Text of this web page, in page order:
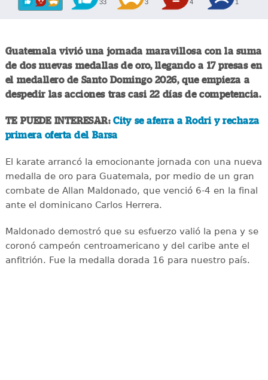
33 3 4 1
Guatemala vivió una jornada maravillosa con la suma
de dos nuevas medallas de oro, llegando a 17 presas en
el medallero de Santo Domingo 2026, que empieza a
despedir las acciones tras casi 22 días de competencia.
TE PUEDE INTERESAR:City se aferra a Rodri y rechaza
primera oferta del Barsa
El karate arrancó la emocionante jornada con una nueva
medalla de oro para Guatemala, por medio de un gran
combate de Allan Maldonado, que venció 6-4 en la final
ante el dominicano Carlos Herrera.
Maldonado demostró que su esfuerzo valió la pena y se
coronó campeón centroamericano y del caribe ante el
anfitrión. Fue la medalla dorada 16 para nuestro país.